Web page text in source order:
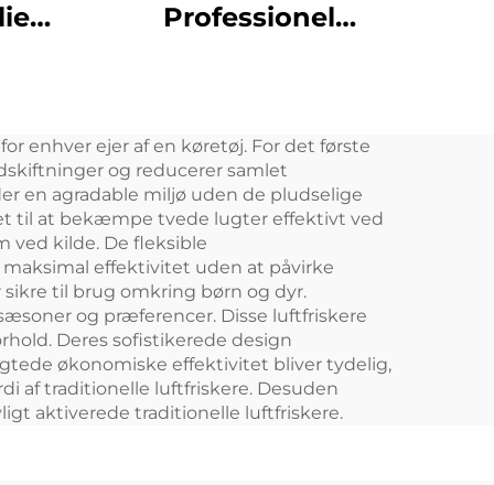
Professionel
Tower Diffusers
enhver ejer af en køretøj. For det første
og reducerer samlet
en agradable miljø uden de pludselige
til at bekæmpe tvede lugter effektivt ved
ved kilde. De fleksible
effektivitet uden at påvirke
til brug omkring børn og dyr.
og præferencer. Disse luftfriskere
Deres sofistikerede design
økonomiske effektivitet bliver tydelig,
af traditionelle luftfriskere. Desuden
aktiverede traditionelle luftfriskere.